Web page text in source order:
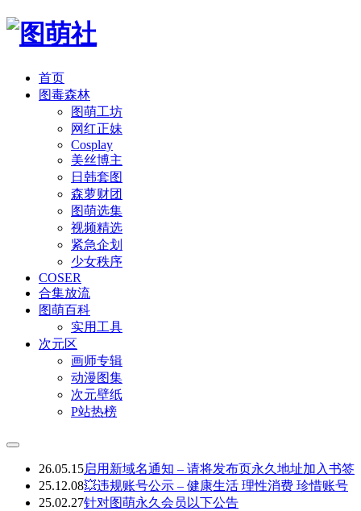
首页
图毒森林
图萌工坊
网红正妹
Cosplay
美丝博主
日韩套图
森萝财团
图萌选集
视频精选
紧急企划
少女秩序
COSER
合集放流
图萌百科
实用工具
次元区
画师专辑
动漫图集
次元壁纸
P站热榜
26.05.15启用新域名通知 – 请将发布页永久地址加入书签
25.12.08💥违规账号公示 – 健康生活 理性消费 珍惜账号
25.02.27针对图萌永久会员以下公告